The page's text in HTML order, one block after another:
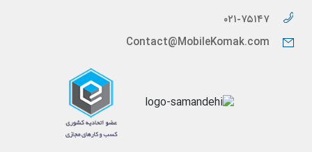
۰۲۱-۷۵۱۴۷
Contact@MobileKomak.com